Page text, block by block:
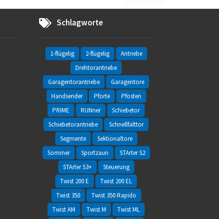
Schlagworte
1-flügelig 2-flügelig
Antriebe
Drehtorantriebe
Garagentorantriebe
Garagentore
Handsender
Pforte
Pfosten
PRIME
RUNner
Schiebetor
Schiebetorantriebe
Schnellfalttor
Segmente
Sektionaltore
Sommer
Sportzaun
STArter S2
STArter S3+
Steuerung
Twist 200 E
Twist 200 EL
Twist 350
Twist 350 Rapido
Twist AM
Twist M Twist ML